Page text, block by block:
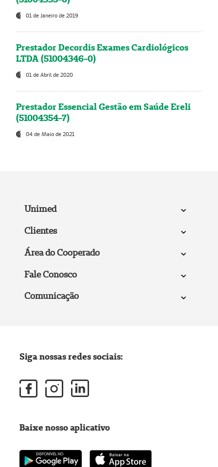
01 de Janeiro de 2019
Prestador Decordis Exames Cardiológicos
LTDA (51004346-0)
01 de Abril de 2020
Prestador Essencial Gestão em Saúde Ereli
(51004354-7)
04 de Maio de 2021
Unimed
Clientes
Área do Cooperado
Fale Conosco
Comunicação
Siga nossas redes sociais:
Baixe nosso aplicativo